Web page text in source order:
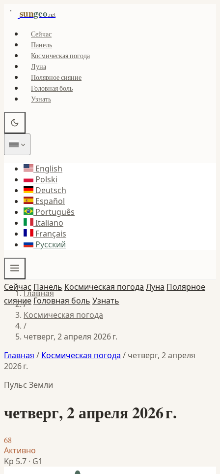
sungeo.net
Сейчас
Панель
Космическая погода
Луна
Полярное сияние
Головная боль
Узнать
English
Polski
Deutsch
Español
Português
Italiano
Français
Русский
Сейчас Панель Космическая погода Луна Полярное
сияниеГоловная боль Узнать
Главная
/
Космическая погода
/
четверг, 2 апреля 2026 г.
Главная / Космическая погода / четверг, 2 апреля
2026 г.
Пульс Земли
четверг, 2 апреля 2026 г.
68
Активно
Kp 5.7 · G1